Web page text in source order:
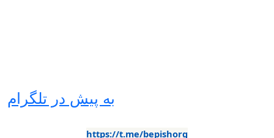
به پیش در تلگرام
https://t.me/bepishorg